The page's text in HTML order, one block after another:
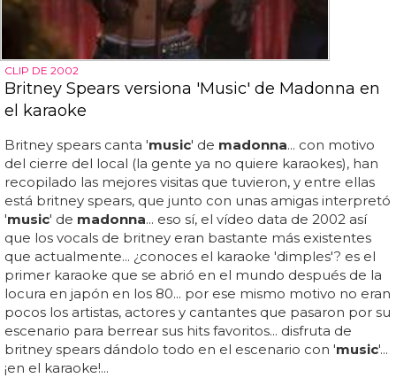
CLIP DE 2002
Britney Spears versiona 'Music' de Madonna en
el karaoke
Britney spears canta 'music' de madonna... con motivo
del cierre del local (la gente ya no quiere karaokes), han
recopilado las mejores visitas que tuvieron, y entre ellas
está britney spears, que junto con unas amigas interpretó
'music' de madonna... eso sí, el vídeo data de 2002 así
que los vocals de britney eran bastante más existentes
que actualmente... ¿conoces el karaoke 'dimples'? es el
primer karaoke que se abrió en el mundo después de la
locura en japón en los 80... por ese mismo motivo no eran
pocos los artistas, actores y cantantes que pasaron por su
escenario para berrear sus hits favoritos... disfruta de
britney spears dándolo todo en el escenario con 'music'...
¡en el karaoke!...